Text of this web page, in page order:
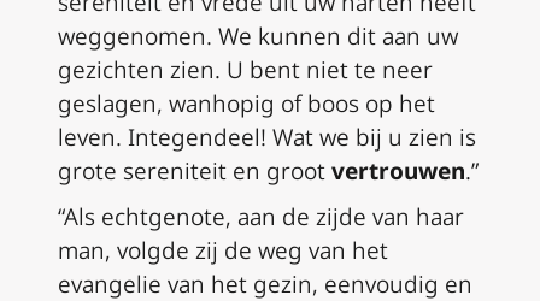
weggenomen. We kunnen dit aan uw
gezichten zien. U bent niet te neer
geslagen, wanhopig of boos op het
leven. Integendeel! Wat we bij u zien is
grote sereniteit en grootvertrouwen.”
“Als echtgenote, aan de zijde van haar
man, volgde zij de weg van het
evangelie van het gezin, eenvoudig en